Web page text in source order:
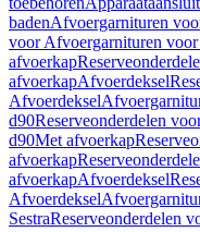
badenAfvoergarnituren
voor Afvoergarnituren
afvoerkap
afvoerkapAfvoerdeksel
Afvoerdeksel
d90Reserveonderdelen
d90Met afvoerkap
afvoerkap
afvoerkapAfvoerdeksel
Afvoerdeksel
SestraReserveonderdelen